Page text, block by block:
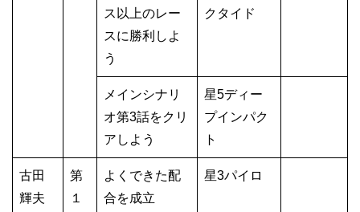
ス以上のレー
スに勝利しよ
う
クタイド
メインシナリ
オ第3話をクリ
アしよう
星5ディー
プインパク
ト
古田
輝夫
第
１
よくできた配
合を成立
星3パイロ